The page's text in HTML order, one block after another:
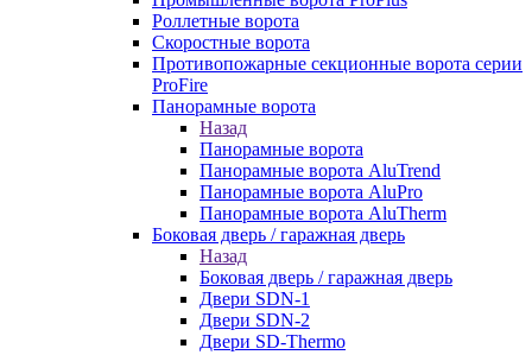
Роллетные ворота
Скоростные ворота
Противопожарные секционные ворота серии
ProFire
Панорамные ворота
Назад
Панорамные ворота
Панорамные ворота AluTrend
Панорамные ворота AluPro
Панорамные ворота AluTherm
Боковая дверь / гаражная дверь
Назад
Боковая дверь / гаражная дверь
Двери SDN-1
Двери SDN-2
Двери SD-Thermo